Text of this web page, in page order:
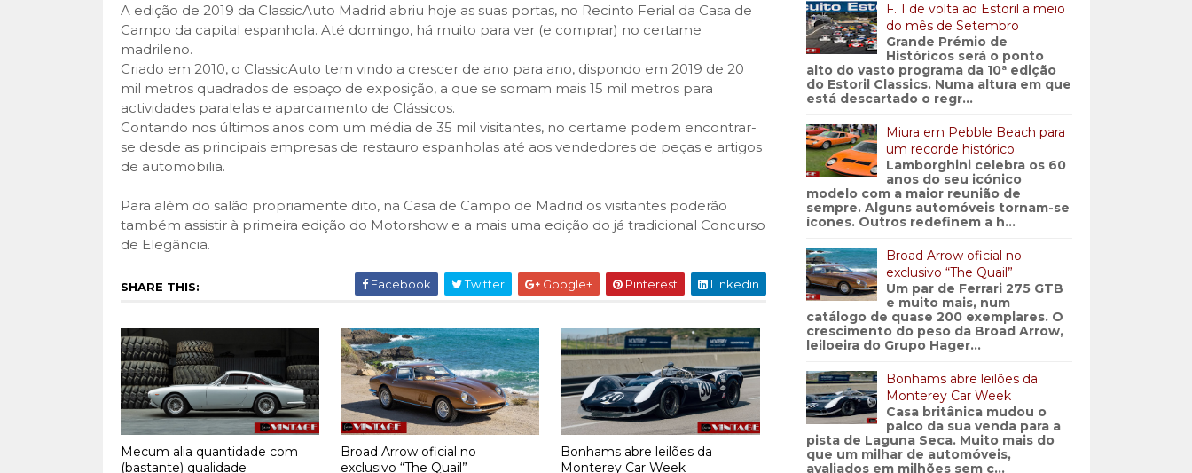
A edição de 2019 da ClassicAuto Madrid abriu hoje as suas portas, no Recinto Ferial da Casa de
Campo da capital espanhola. Até domingo, há muito para ver (e comprar) no certame
madrileno.
Criado em 2010, o ClassicAuto tem vindo a crescer de ano para ano, dispondo em 2019 de 20
mil metros quadrados de espaço de exposição, a que se somam mais 15 mil metros para
actividades paralelas e aparcamento de Clássicos.
Contando nos últimos anos com um média de 35 mil visitantes, no certame podem encontrar-
se desde as principais empresas de restauro espanholas até aos vendedores de peças e artigos
de automobilia.
Para além do salão propriamente dito, na Casa de Campo de Madrid os visitantes poderão
também assistir à primeira edição do Motorshow e a mais uma edição do já tradicional Concurso
de Elegância.
SHARE THIS: Facebook Twitter Google+ Pinterest Linkedin
Mecum alia quantidade com
(bastante) qualidade
Broad Arrow oficial no
exclusivo “The Quail”
Bonhams abre leilões da
Monterey Car Week
F. 1 de volta ao Estoril a meio
do mês de Setembro
Grande Prémio de
Históricos será o ponto
alto do vasto programa da 10ª edição
do Estoril Classics. Numa altura em que
está descartado o regr...
Miura em Pebble Beach para
um recorde histórico
Lamborghini celebra os 60
anos do seu icónico
modelo com a maior reunião de
sempre. Alguns automóveis tornam-se
ícones. Outros redefinem a h...
Broad Arrow oficial no
exclusivo “The Quail”
Um par de Ferrari 275 GTB
e muito mais, num
catálogo de quase 200 exemplares. O
crescimento do peso da Broad Arrow,
leiloeira do Grupo Hager...
Bonhams abre leilões da
Monterey Car Week
Casa britânica mudou o
palco da sua venda para a
pista de Laguna Seca. Muito mais do
que um milhar de automóveis,
avaliados em milhões sem c...